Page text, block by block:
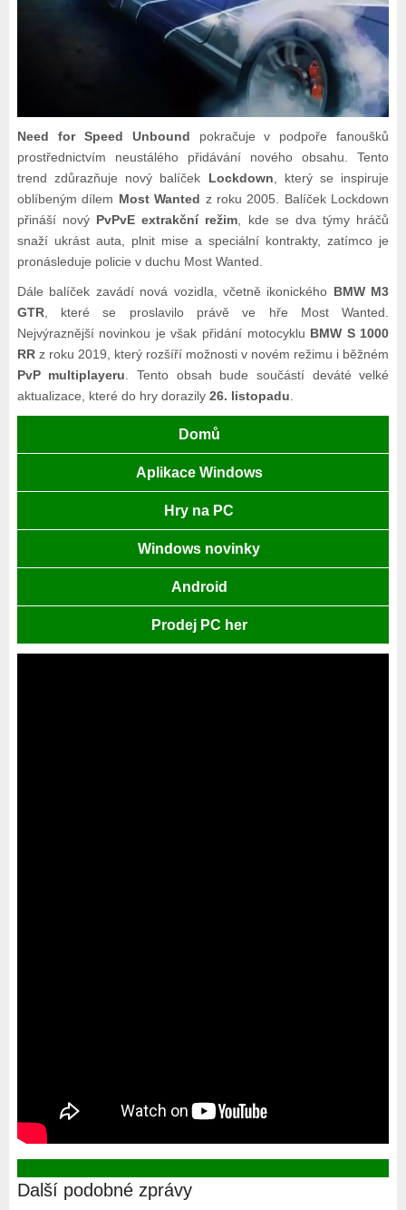
Need for Speed Unbound pokračuje v podpoře fanoušků
prostřednictvím neustálého přidávání nového obsahu. Tento
trend zdůrazňuje nový balíček Lockdown , který se inspiruje
oblíbeným dílem Most Wanted z roku 2005. Balíček Lockdown
přináší nový PvPvE extrakční režim , kde se dva týmy hráčů
snaží ukrást auta, plnit mise a speciální kontrakty, zatímco je
pronásleduje policie v duchu Most Wanted.
Dále balíček zavádí nová vozidla, včetně ikonického BMW M3
GTR, které se proslavilo právě ve hře Most Wanted.
Nejvýraznější novinkou je však přidání motocyklu BMW S 1000
RRz roku 2019, který rozšíří možnosti v novém režimu i běžném
PvP multiplayeru . Tento obsah bude součástí deváté velké
aktualizace, které do hry dorazily 26. listopadu
Domů
Aplikace Windows
Hry na PC
Windows novinky
Android
Prodej PC her
Další podobné zprávy